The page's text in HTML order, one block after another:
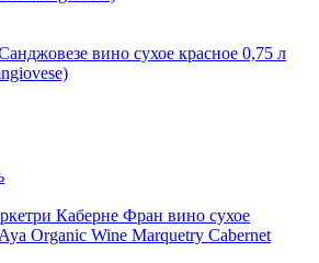
вино сухое красное 0,75 л